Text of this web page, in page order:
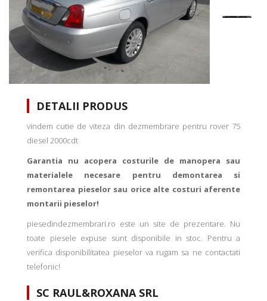
DETALII PRODUS
vindem cutie de viteza din dezmembrare pentru rover 75
diesel 2000cdt
Garantia nu acopera costurile de manopera sau
materialele necesare pentru demontarea si
remontarea pieselor sau orice alte costuri aferente
montarii pieselor!
piesedindezmembrari.ro este un site de prezentare. Nu
toate piesele expuse sunt disponibile in stoc. Pentru a
verifica disponibilitatea pieselor va rugam sa ne contactati
telefonic!
SC RAUL&ROXANA SRL